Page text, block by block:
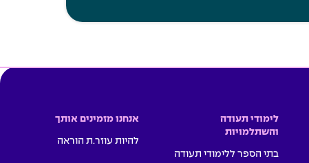
לימודי תעודה
והשתלמויות
בתי הספר ללימודי תעודה
אנחנו מזמינים אותך
להיות עוזר.ת הוראה